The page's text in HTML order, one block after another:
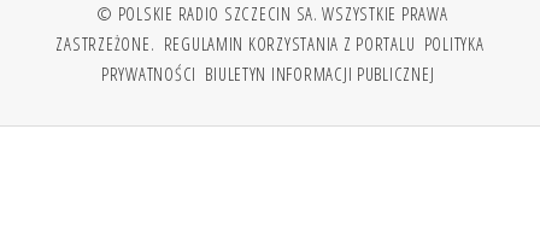
© POLSKIE RADIO SZCZECIN SA. WSZYSTKIE PRAWA
ZASTRZEŻONE. REGULAMIN KORZYSTANIA Z PORTALU POLITYKA
PRYWATNOŚCI BIULETYN INFORMACJI PUBLICZNEJ